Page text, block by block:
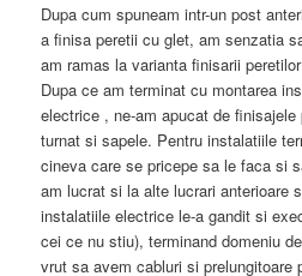
Dupa cum spuneam intr-un post
a finisa peretii cu glet, am senzatia
am ramas la varianta finisarii
Dupa ce am terminat cu montarea
electrice , ne-am apucat de finisajele
turnat si sapele. Pentru instalatiile
cineva care se pricepe sa le faca si
am lucrat si la alte lucrari anterioare
instalatiile electrice le-a gandit si
cei ce nu stiu), terminand domeniu
vrut sa avem cabluri si prelungitoare